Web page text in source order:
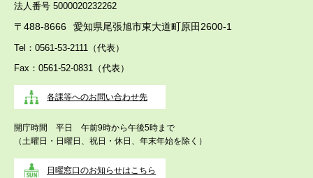
法人番号 5000020232262
〒488-8666 愛知県尾張旭市東大道町原田2600-1
Tel：0561-53-2111（代表）
Fax：0561-52-0831（代表）
各課等へのお問い合わせ先
開庁時間 平日 午前9時から午後5時まで
（土曜日・日曜日、祝日・休日、年末年始を除く）
日曜窓口のお知らせはこちら